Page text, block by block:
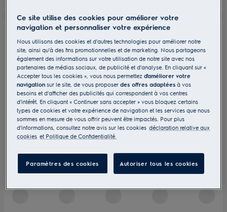
Ce site utilise des cookies pour améliorer votre
navigation et personnaliser votre expérience
Nous utilisons des cookies et d'autres technologies pour améliorer notre
site, ainsi qu'à des fins promotionnelles et de marketing. Nous partageons
également des informations sur votre utilisation de notre site avec nos
partenaires de médias sociaux, de publicité et d'analyse. En cliquant sur «
Accepter tous les cookies », vous nous permettezd'améliorer votre
navigation sur le site, de vous proposerdes offres adaptées à vos
besoins et d'afficher des publicités qui correspondent à vos centres
d'intérêt. En cliquant « Continuer sans accepter » vous bloquez certains
types de cookies et votre expérience de navigation et les services que nous
sommes en mesure de vous offrir peuvent être impactés. Pour plus
d'informations, consultez notre avis sur les cookies déclaration relative aux
cookies et Politique de Confidentialité.
Paramètres des cookies Autoriser tous les cookies